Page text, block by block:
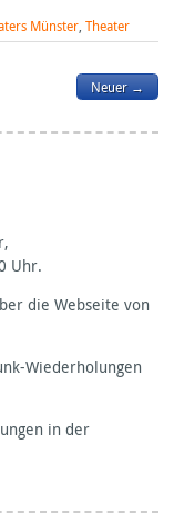
Münster, Theater
Neuer →
Uhr.
die Webseite von
Wiederholungen
in der